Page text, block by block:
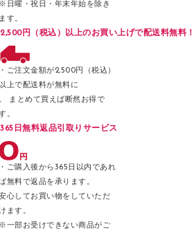
フロアケース
ブックエンド／ブックスタンド
パンチ
はさみ
テープカッター
その他文具
セロハンテープ
日曜・祝日・年末年始を除き
す。
2,500円（税込）以上のお買い上げで配送料無料！
ご注文金額が2,500円（税込）
上で配送料が無料に
まとめて買えば断然お得で
。
365日無料返品引取りサービス
ご購入後から365日以内であれ
無料で返品を承ります。
心してお買い物をしていただ
ます。
一部お受けできない商品がご